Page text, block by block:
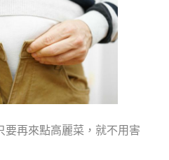
要再來點高麗菜，就不用害